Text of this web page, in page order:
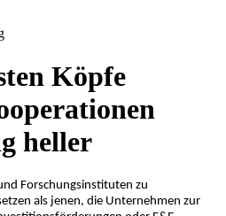
Köpfe
heller
Forschungsinstituten zu
als jenen, die Unternehmen zur